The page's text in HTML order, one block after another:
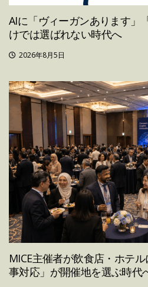
AIに「ヴィーガンあります」
けでは選ばれない時代へ
2026年8月5日
MICE主催者が飲食店・ホテ
事対応」が開催地を選ぶ時代